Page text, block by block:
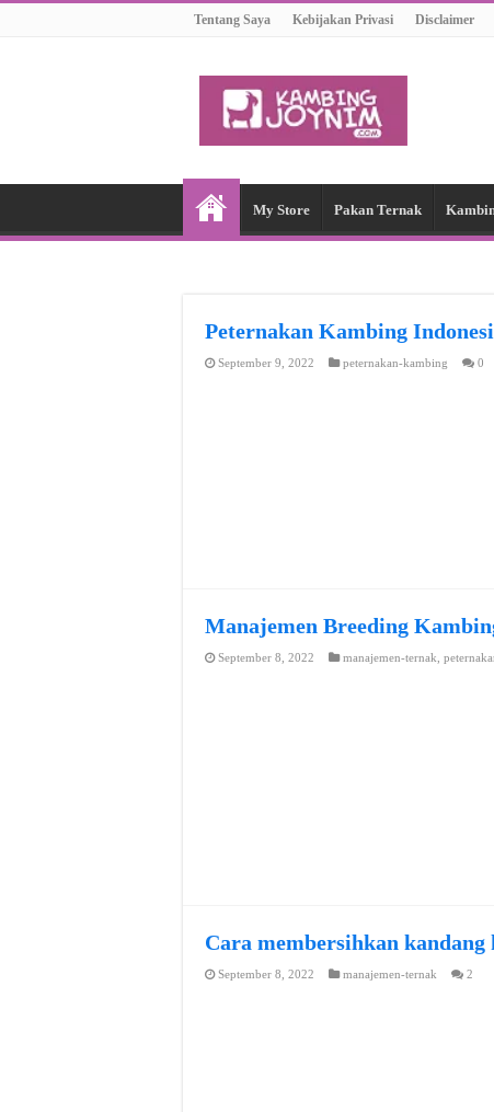
Tentang Saya Kebijakan Privasi Disclaimer
My Store Pakan Ternak
Peternakan Kambing
September 9, 2022 peternakan-kambing 0
Manajemen Breeding
September 8, 2022 manajemen-ternak
Cara membersihkan kandang
September 8, 2022 manajemen-ternak 2